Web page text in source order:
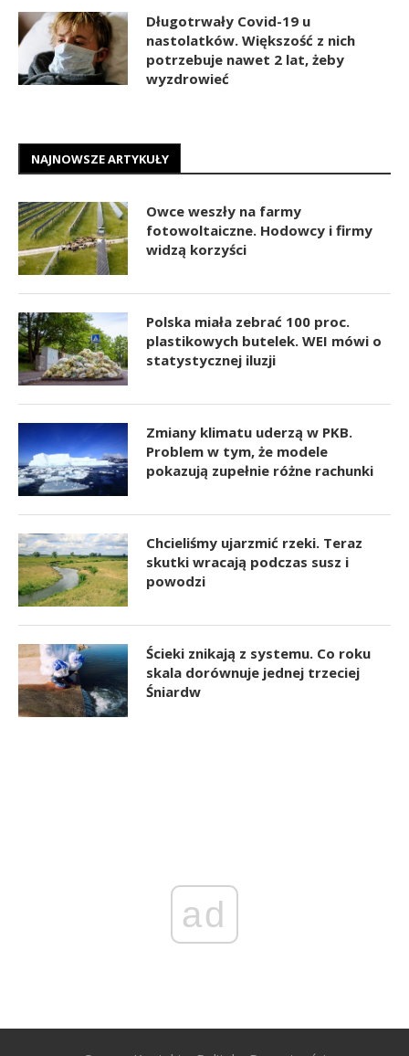
Długotrwały Covid-19 u
nastolatków. Większość z nich
potrzebuje nawet 2 lat, żeby
wyzdrowieć
NAJNOWSZE ARTYKUŁY
Owce weszły na farmy
fotowoltaiczne. Hodowcy i firmy
widzą korzyści
Polska miała zebrać 100 proc.
plastikowych butelek. WEI mówi o
statystycznej iluzji
Zmiany klimatu uderzą w PKB.
Problem w tym, że modele
pokazują zupełnie różne rachunki
Chcieliśmy ujarzmić rzeki. Teraz
skutki wracają podczas susz i
powodzi
Ścieki znikają z systemu. Co roku
skala dorównuje jednej trzeciej
Śniardw
ad